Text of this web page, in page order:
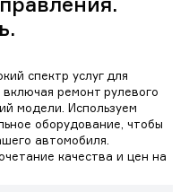
спектр услуг для
ремонт рулевого
модели. Используем
оборудование, чтобы
автомобиля.
качества и цен на